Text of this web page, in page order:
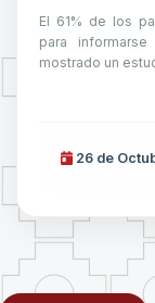
El 61% de los
para
mostrado un
26 de